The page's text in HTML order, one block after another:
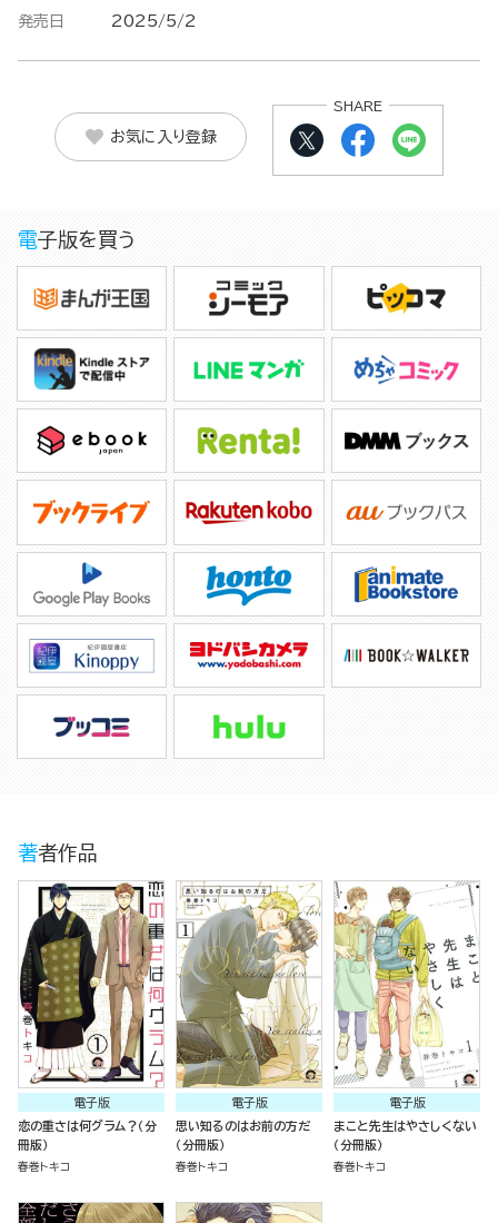
発売日 2025/5/2
お気に入り登録
SHARE
電子版を買う
著者作品
電子版
恋の重さは何グラム？（分
冊版）
春巻トキコ
電子版
思い知るのはお前の方だ
（分冊版）
春巻トキコ
電子版
まこと先生はやさしくない
（分冊版）
春巻トキコ